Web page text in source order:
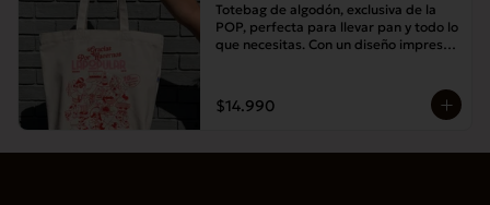
Totebag de algodón, exclusiva de la
POP, perfecta para llevar pan y todo lo
que necesitas. Con un diseño impreso
$14.990